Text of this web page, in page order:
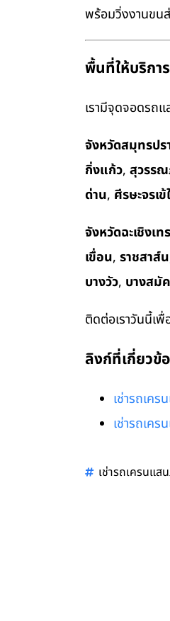
พร้อมวิ่งงานขน
พื้นที่ให้บริกา
เรามีจุดจอดรถ
จังหวัดสมุทรปร
กิ่งแก้ว, สุวรร
ด่าน, ศีรษะจรเ
จังหวัดฉะเชิงเท
เขื่อน, ราชสาส์น
บางวัว, บางสมั
ติดต่อเราวันนี้เ
ลิงก์ที่เกี่ยวข้
เช่ารถเค
เช่ารถเค
เช่ารถเครนแส